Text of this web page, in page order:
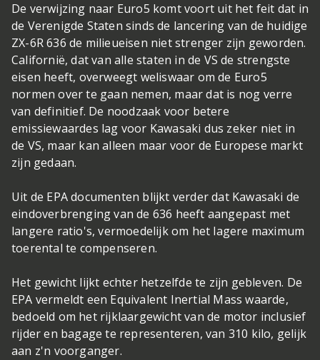
De verwijzing naar Euro5 komt voort uit het feit dat in
de Verenigde Staten sinds de lancering van de huidige
ZX-6R 636 de milieueisen niet strenger zijn geworden.
Californië, dat van alle staten in de VS de strengste
eisen heeft, overweegt weliswaar om de Euro5
normen over te gaan nemen, maar dat is nog verre
van definitief. De noodzaak voor betere
emissiewaardes lag voor Kawasaki dus zeker niet in
de VS, maar kan alleen maar voor de Europese markt
zijn gedaan.
Uit de EPA documenten blijkt verder dat Kawasaki de
eindoverbrenging van de 636 heeft aangepast met
langere ratio's, vermoedelijk om het lagere maximum
toerental te compenseren.
Het gewicht lijkt echter hetzelfde te zijn gebleven. De
EPA vermeldt een Equivalent Inertial Mass waarde,
bedoeld om het rijklaargewicht van de motor inclusief
rijder en bagage te representeren, van 310 kilo, gelijk
aan z'n voorganger.